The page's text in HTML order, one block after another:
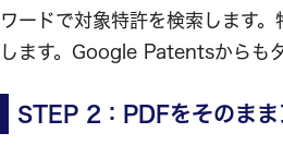
ワードで対象特許を検索します
します。Google Patentsからも
STEP 2：PDFをそのまま